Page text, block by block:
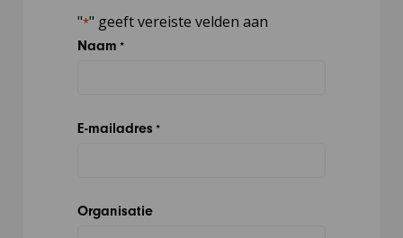
"*" geeft vereiste velden aan
Naam *
E-mailadres *
Organisatie